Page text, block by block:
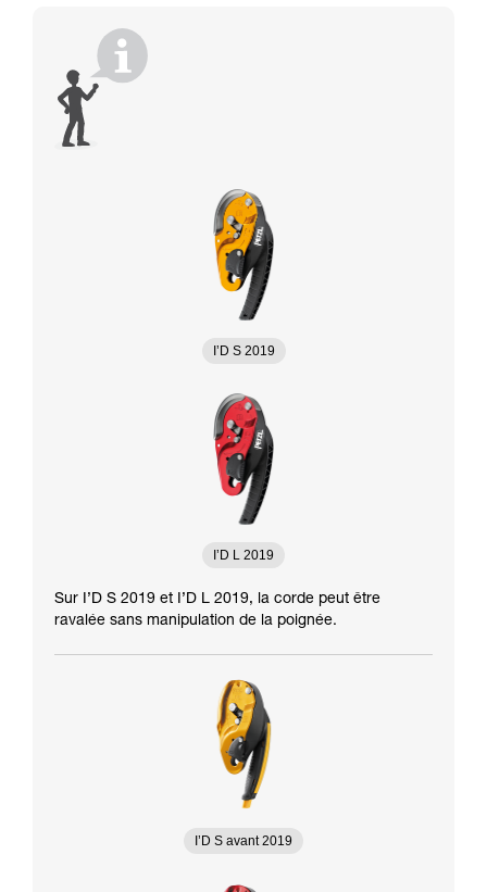
I’D S 2019
I’D L 2019
Sur I’D S 2019 et I’D L 2019, la corde peut être
ravalée sans manipulation de la poignée.
I’D S avant 2019